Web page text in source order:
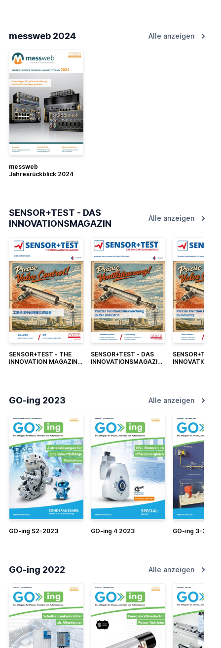
messweb 2024 Alle anzeigen
messweb
Jahresrückblick 2024
SENSOR+TEST - DAS
INNOVATIONSMAGAZIN
Alle anzeigen
SENSOR+TEST - THE
INNOVATION MAGAZINE
SENSOR+TEST - DAS
INNOVATIONSMAGAZIN
SENSOR+TEST
INNOVATION
GO-ing 2023 Alle anzeigen
GO-ing S2-2023 GO-ing 4 2023 GO-ing 3-2023
GO-ing 2022 Alle anzeigen